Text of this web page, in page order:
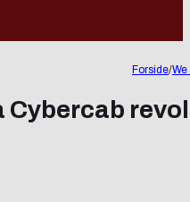
Forside/We
Cybercab